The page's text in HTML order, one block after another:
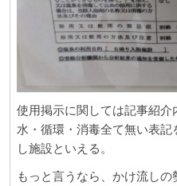
使用掲示に関しては記事紹
水・循環・消毒全て無い表
し施設といえる。
もっと言うなら、かけ流し